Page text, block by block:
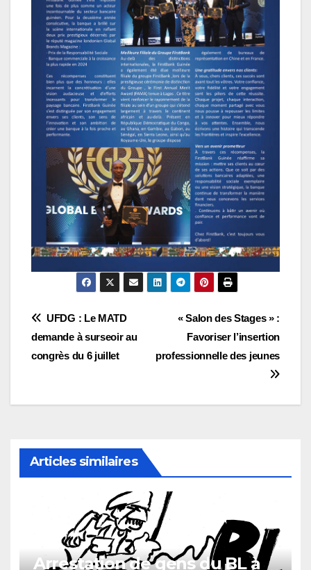
Navigation
de
« Salon des Stages » :
Favoriser l’insertion
professionnelle des jeunes
UFDG : Le MATD
demande à surseoir au
congrès du 6 juillet
Articles similaires
Arrestation de gens du BL à